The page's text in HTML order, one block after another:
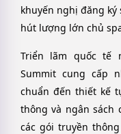
khuyến nghị đăng
hút lượng lớn chủ
Triển lãm quốc tế
Summit cung cấp
chuẩn đến thiết kế
thông và ngân sách
các gói truyền